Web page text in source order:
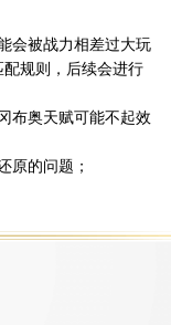
会被战力相差过大玩
规则，后续会进行
布奥天赋可能不起效
原的问题；